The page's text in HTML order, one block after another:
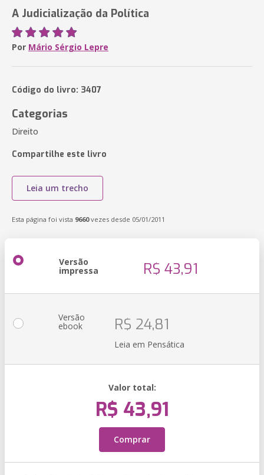
A Judicialização da Política
Por Mário Sérgio Lepre
Código do livro: 3407
Categorias
Direito
Compartilhe este livro
Leia um trecho
Esta página foi vista 9660vezes desde 05/01/2011
Versão
impressa R$ 43,91
Versão
ebook R$ 24,81
Leia em Pensática
Valor total:
R$ 43,91
Comprar